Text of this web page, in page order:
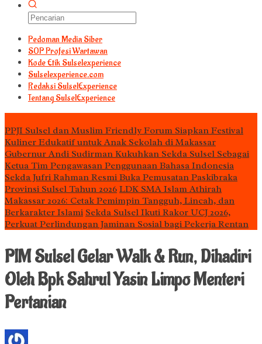
Pedoman Media Siber
S0P Profesi Wartawan
Kode Etik Sulselexperience
Sulselexperience.com
Redaksi SulselExperience
Tentang SulselExperience
PPJI Sulsel dan Muslim Friendly Forum Siapkan Festival
Kuliner Edukatif untuk Anak Sekolah di Makassar
Gubernur Andi Sudirman Kukuhkan Sekda Sulsel Sebagai
Ketua Tim Pengawasan Penggunaan Bahasa Indonesia
Sekda Jufri Rahman Resmi Buka Pemusatan Paskibraka
Provinsi Sulsel Tahun 2026 LDK SMA Islam Athirah
Makassar 2026: Cetak Pemimpin Tangguh, Lincah, dan
Berkarakter Islami Sekda Sulsel Ikuti Rakor UCJ 2026,
Perkuat Perlindungan Jaminan Sosial bagi Pekerja Rentan
PIM Sulsel Gelar Walk & Run, Dihadiri
Oleh Bpk Sahrul Yasin Limpo Menteri
Pertanian